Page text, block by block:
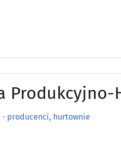
Produkcyjno-
producenci, hurtownie